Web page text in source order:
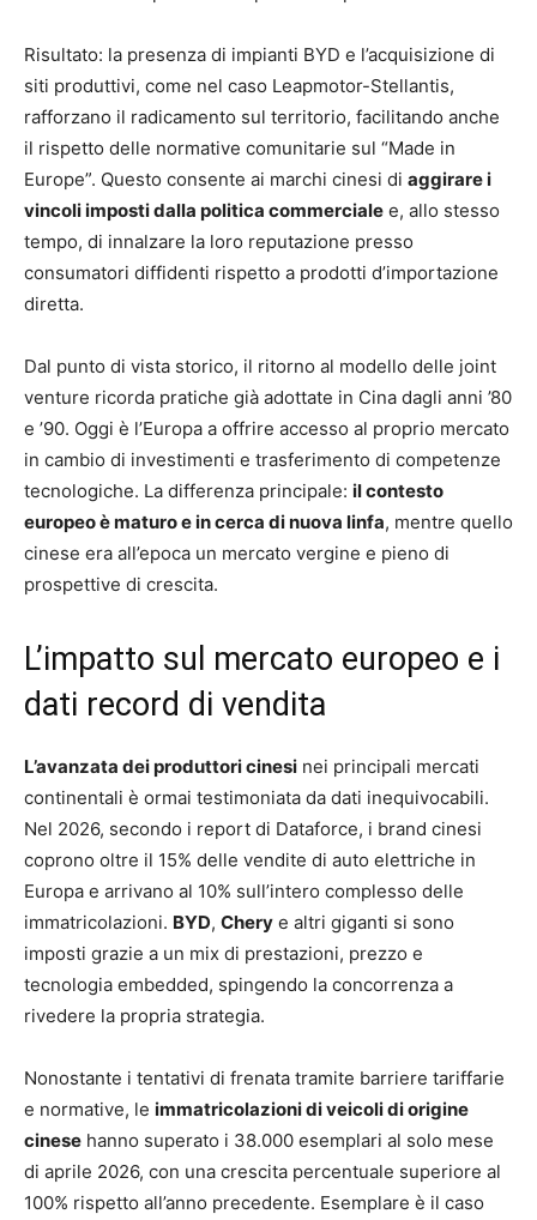
Risultato: la presenza di impianti BYD e l’acquisizione di
siti produttivi, come nel caso Leapmotor-Stellantis,
rafforzano il radicamento sul territorio, facilitando anche
il rispetto delle normative comunitarie sul “Made in
Europe”. Questo consente ai marchi cinesi di aggirare i
vincoli imposti dalla politica commerciale e, allo stesso
tempo, di innalzare la loro reputazione presso
consumatori diffidenti rispetto a prodotti d’importazione
diretta.
Dal punto di vista storico, il ritorno al modello delle joint
venture ricorda pratiche già adottate in Cina dagli anni ’80
e ’90. Oggi è l’Europa a offrire accesso al proprio mercato
in cambio di investimenti e trasferimento di competenze
tecnologiche. La differenza principale: il contesto
europeo è maturo e in cerca di nuova linfa, mentre quello
cinese era all’epoca un mercato vergine e pieno di
prospettive di crescita.
L’impatto sul mercato europeo e i
dati record di vendita
L’avanzata dei produttori cinesi nei principali mercati
continentali è ormai testimoniata da dati inequivocabili.
Nel 2026, secondo i report di Dataforce, i brand cinesi
coprono oltre il 15% delle vendite di auto elettriche in
Europa e arrivano al 10% sull’intero complesso delle
immatricolazioni. BYD, Chery e altri giganti si sono
imposti grazie a un mix di prestazioni, prezzo e
tecnologia embedded, spingendo la concorrenza a
rivedere la propria strategia.
Nonostante i tentativi di frenata tramite barriere tariffarie
e normative, le immatricolazioni di veicoli di origine
cinese hanno superato i 38.000 esemplari al solo mese
di aprile 2026, con una crescita percentuale superiore al
100% rispetto all’anno precedente. Esemplare è il caso